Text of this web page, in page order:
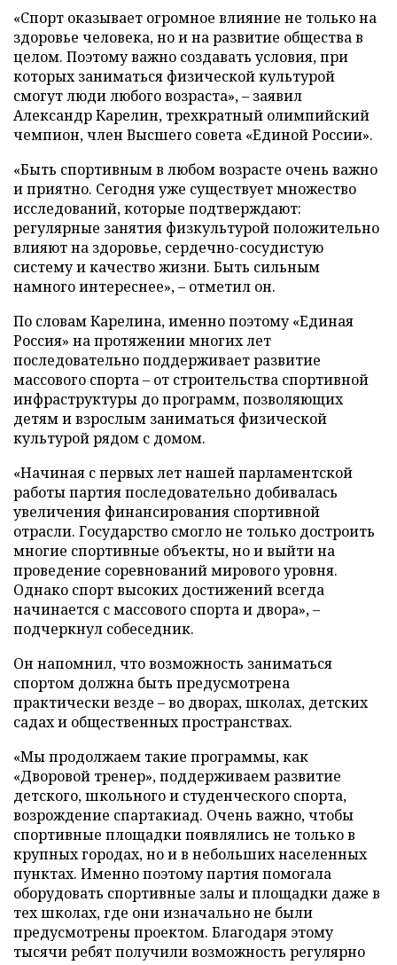
«Спорт оказывает огромное влияние не только на
здоровье человека, но и на развитие общества в
целом. Поэтому важно создавать условия, при
которых заниматься физической культурой
смогут люди любого возраста», – заявил
Александр Карелин, трехкратный олимпийский
чемпион, член Высшего совета «Единой России».
«Быть спортивным в любом возрасте очень важно
и приятно. Сегодня уже существует множество
исследований, которые подтверждают:
регулярные занятия физкультурой положительно
влияют на здоровье, сердечно-сосудистую
систему и качество жизни. Быть сильным
намного интереснее», – отметил он.
По словам Карелина, именно поэтому «Единая
Россия» на протяжении многих лет
последовательно поддерживает развитие
массового спорта – от строительства спортивной
инфраструктуры до программ, позволяющих
детям и взрослым заниматься физической
культурой рядом с домом.
«Начиная с первых лет нашей парламентской
работы партия последовательно добивалась
увеличения финансирования спортивной
отрасли. Государство смогло не только достроить
многие спортивные объекты, но и выйти на
проведение соревнований мирового уровня.
Однако спорт высоких достижений всегда
начинается с массового спорта и двора», –
подчеркнул собеседник.
Он напомнил, что возможность заниматься
спортом должна быть предусмотрена
практически везде – во дворах, школах, детских
садах и общественных пространствах.
«Мы продолжаем такие программы, как
«Дворовой тренер», поддерживаем развитие
детского, школьного и студенческого спорта,
возрождение спартакиад. Очень важно, чтобы
спортивные площадки появлялись не только в
крупных городах, но и в небольших населенных
пунктах. Именно поэтому партия помогала
оборудовать спортивные залы и площадки даже в
тех школах, где они изначально не были
предусмотрены проектом. Благодаря этому
тысячи ребят получили возможность регулярно